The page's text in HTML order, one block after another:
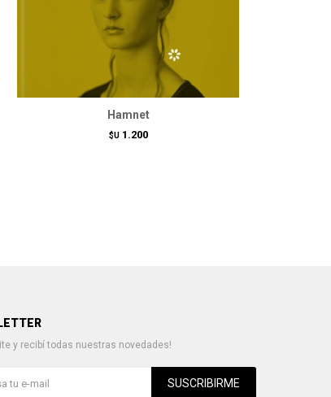
Hamnet
$U 1.200
y recibí todas nuestras novedades!
SUSCRIBIRME